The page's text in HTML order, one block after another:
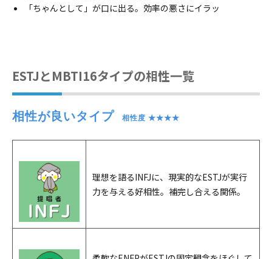
「ちゃんとして」が口に出る。効率の悪さにイラッ
ESTJとMBTI16タイプの相性一覧
相性が良いタイプ 相性度 ★★★★
理想を語るINFJに、現実的なESTJが実行
力を与える好相性。補完し合える関係。